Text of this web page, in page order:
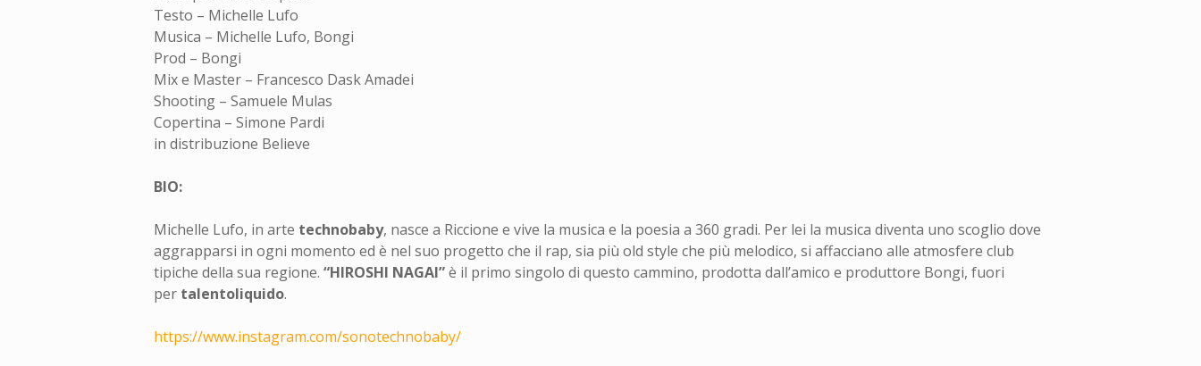
Testo – Michelle Lufo
Musica – Michelle Lufo, Bongi
Prod – Bongi
Mix e Master – Francesco Dask Amadei
Shooting – Samuele Mulas
Copertina – Simone Pardi
in distribuzione Believe
BIO:
Michelle Lufo, in arte technobaby, nasce a Riccione e vive la musica e la poesia a 360 gradi. Per lei la musica diventa uno scoglio dove
aggrapparsi in ogni momento ed è nel suo progetto che il rap, sia più old style che più melodico, si affacciano alle atmosfere club
tipiche della sua regione. “HIROSHI NAGAI”è il primo singolo di questo cammino, prodotta dall’amico e produttore Bongi, fuori
per talentoliquido.
https://www.instagram.com/sonotechnobaby/